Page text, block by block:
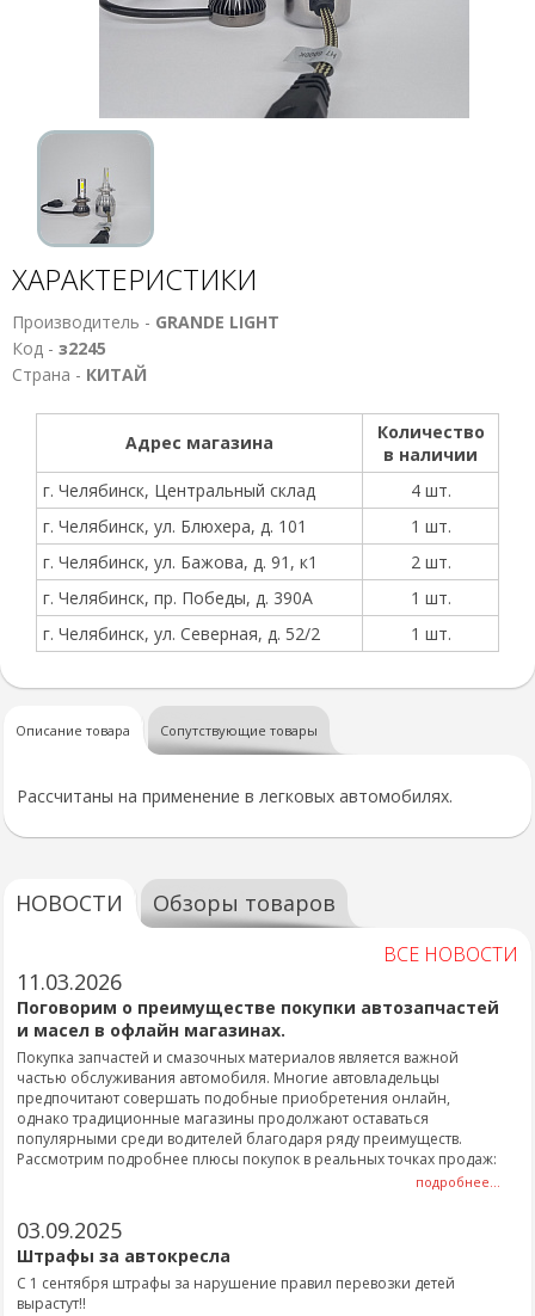
ХАРАКТЕРИСТИКИ
Производитель - GRANDE LIGHT
Код - з2245
Страна - КИТАЙ
Адрес магазина
Количество
в наличии
г. Челябинск, Центральный склад
4 шт.
г. Челябинск, ул. Блюхера, д. 101
1 шт.
г. Челябинск, ул. Бажова, д. 91, к1
2 шт.
г. Челябинск, пр. Победы, д. 390А
1 шт.
г. Челябинск, ул. Северная, д. 52/2
1 шт.
Описание товара Сопутствующие товары
Рассчитаны на применение в легковых автомобилях.
НОВОСТИ Обзоры товаров
ВСЕ НОВОСТИ
11.03.2026
Поговорим о преимуществе покупки автозапчастей
и масел в офлайн магазинах.
Покупка запчастей и смазочных материалов является важной
частью обслуживания автомобиля. Многие автовладельцы
предпочитают совершать подобные приобретения онлайн,
однако традиционные магазины продолжают оставаться
популярными среди водителей благодаря ряду преимуществ.
Рассмотрим подробнее плюсы покупок в реальных точках продаж:
подробнее...
03.09.2025
Штрафы за автокресла
С 1 сентября штрафы за нарушение правил перевозки детей
вырастут!!